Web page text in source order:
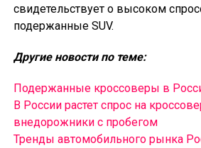
свидетельствует о высоком
подержанные SUV.
Другие новости по теме:
Подержанные кроссоверы в
В России растет спрос на
внедорожники с пробегом
Тренды автомобильного рынка